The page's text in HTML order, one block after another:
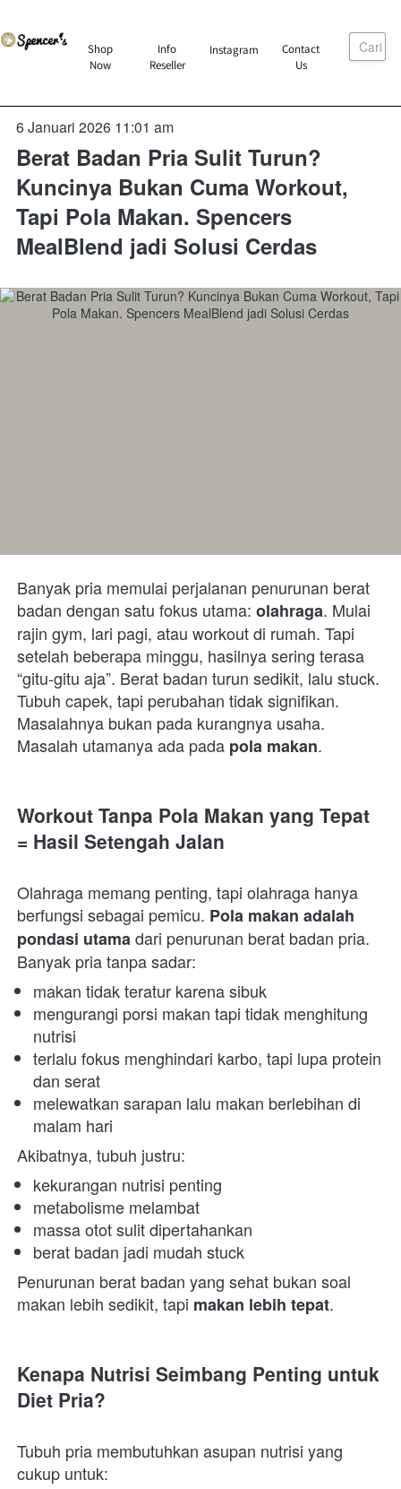
`
Shop
Now
` Info
Reseller
`Instagram `
Contact
Us
Cari
6 Januari 2026 11:01 am
Berat Badan Pria Sulit Turun?
Kuncinya Bukan Cuma Workout,
Tapi Pola Makan. Spencers
MealBlend jadi Solusi Cerdas
Banyak pria memulai perjalanan penurunan berat
badan dengan satu fokus utama: olahraga. Mulai
rajin gym, lari pagi, atau workout di rumah. Tapi
setelah beberapa minggu, hasilnya sering terasa
“gitu-gitu aja”. Berat badan turun sedikit, lalu stuck.
Tubuh capek, tapi perubahan tidak signifikan.
Masalahnya bukan pada kurangnya usaha.
Masalah utamanya ada pada pola makan.
Workout Tanpa Pola Makan yang Tepat
= Hasil Setengah Jalan
Olahraga memang penting, tapi olahraga hanya
berfungsi sebagai pemicu. Pola makan adalah
pondasi utama dari penurunan berat badan pria.
Banyak pria tanpa sadar:
makan tidak teratur karena sibuk
mengurangi porsi makan tapi tidak menghitung
nutrisi
terlalu fokus menghindari karbo, tapi lupa protein
dan serat
melewatkan sarapan lalu makan berlebihan di
malam hari
Akibatnya, tubuh justru:
kekurangan nutrisi penting
metabolisme melambat
massa otot sulit dipertahankan
berat badan jadi mudah stuck
Penurunan berat badan yang sehat bukan soal
makan lebih sedikit, tapi makan lebih tepat.
Kenapa Nutrisi Seimbang Penting untuk
Diet Pria?
Tubuh pria membutuhkan asupan nutrisi yang
cukup untuk: